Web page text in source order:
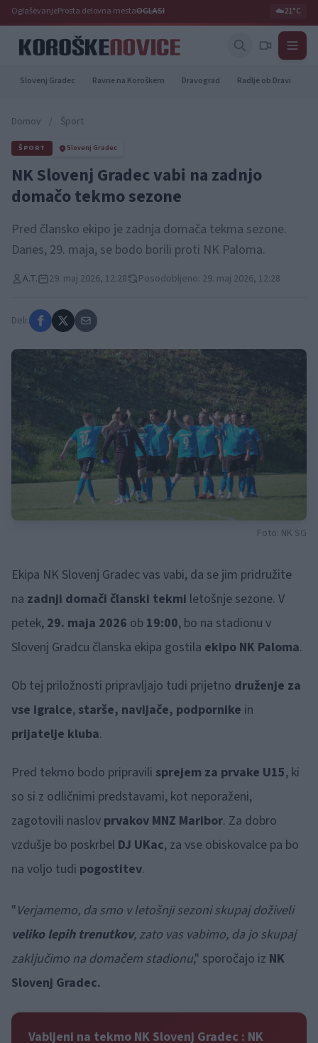
OglaševanjeProsta delovna mestaOGLASI ☁️21°C
Slovenj Gradec Ravne na Koroškem Dravograd Radlje ob Dravi
Domov / Šport
ŠPORT Slovenj Gradec
NK Slovenj Gradec vabi na zadnjo
domačo tekmo sezone
Pred člansko ekipo je zadnja domača tekma sezone.
Danes, 29. maja, se bodo borili proti NK Paloma.
A.T. 29. maj 2026, 12:28 Posodobljeno: 29. maj 2026, 12:28
Deli:
Foto: NK SG
Ekipa NK Slovenj Gradec vas vabi, da se jim pridružite
na zadnji domači članski tekmi letošnje sezone. V
petek, 29. maja 2026 ob 19:00, bo na stadionu v
Slovenj Gradcu članska ekipa gostila ekipo NK Paloma.
Ob tej priložnosti pripravljajo tudi prijetno druženje za
vse igralce, starše, navijače, podpornike in
prijatelje kluba.
Pred tekmo bodo pripravili sprejem za prvake U15, ki
so si z odličnimi predstavami, kot neporaženi,
zagotovili naslov prvakov MNZ Maribor. Za dobro
vzdušje bo poskrbel DJ UKac, za vse obiskovalce pa bo
na voljo tudi pogostitev.
"Verjamemo, da smo v letošnji sezoni skupaj doživeli
veliko lepih trenutkov, zato vas vabimo, da jo skupaj
zaključimo na domačem stadionu," sporočajo iz NK
Slovenj Gradec.
Vabljeni na tekmo NK Slovenj Gradec : NK